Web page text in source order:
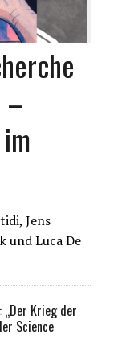
–
Jens
und Luca De
Krieg der
Science